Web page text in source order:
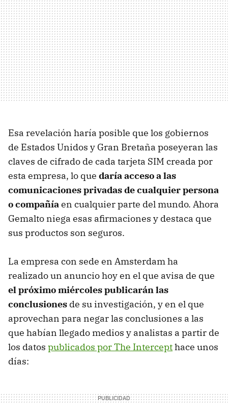
Esa revelación haría posible que los gobiernos
de Estados Unidos y Gran Bretaña poseyeran las
claves de cifrado de cada tarjeta SIM creada por
esta empresa, lo que daría acceso a las
comunicaciones privadas de cualquier persona
o compañíaen cualquier parte del mundo. Ahora
Gemalto niega esas afirmaciones y destaca que
sus productos son seguros.
La empresa con sede en Amsterdam ha
realizado un anuncio hoy en el que avisa de que
el próximo miércoles publicarán las
conclusiones de su investigación, y en el que
aprovechan para negar las conclusiones a las
que habían llegado medios y analistas a partir de
los datos publicados por The Intercepthace unos
días: